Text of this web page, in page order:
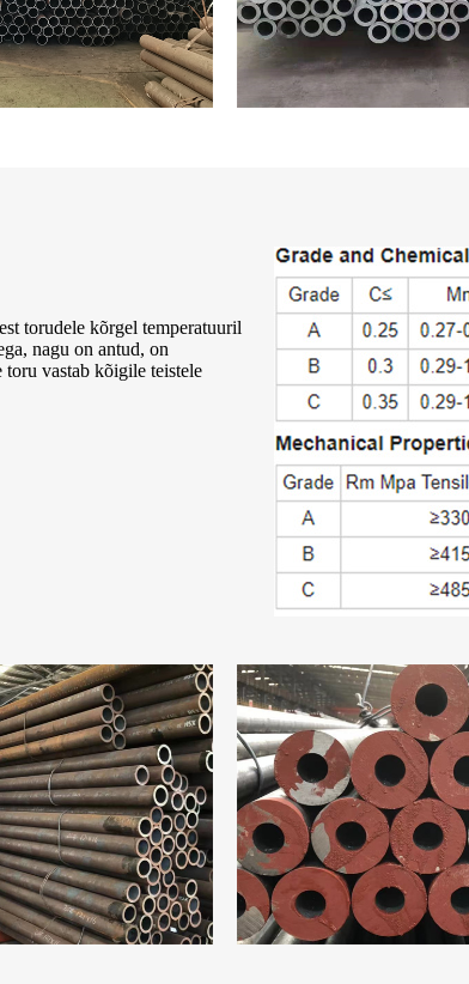
torudele kõrgel temperatuuril
nagu on antud, on
vastab kõigile teistele